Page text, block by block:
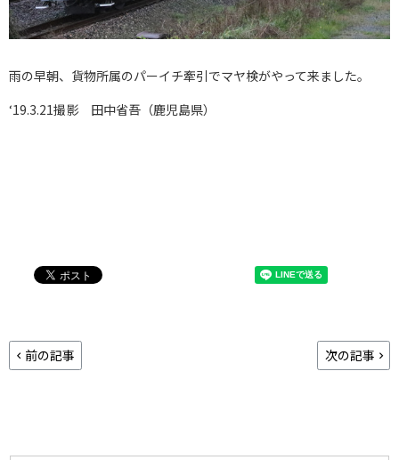
雨の早朝、貨物所属のパーイチ牽引でマヤ検がやって来ました。
‘19.3.21撮影 田中省吾（鹿児島県）
前の記事 次の記事